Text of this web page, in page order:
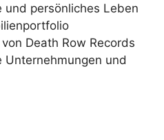
und persönliches Leben
Death Row Records
Unternehmungen und